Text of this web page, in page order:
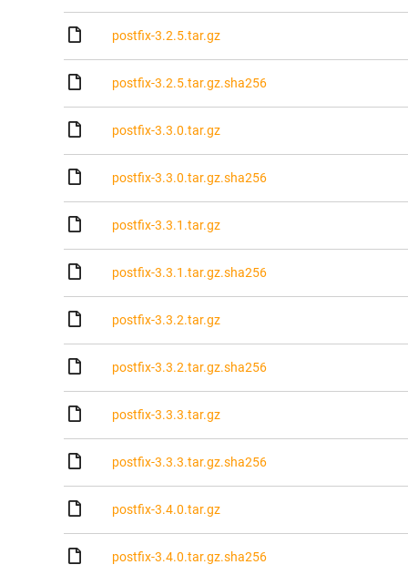
postfix-3.2.5.tar.gz
postfix-3.2.5.tar.gz.sha256
postfix-3.3.0.tar.gz
postfix-3.3.0.tar.gz.sha256
postfix-3.3.1.tar.gz
postfix-3.3.1.tar.gz.sha256
postfix-3.3.2.tar.gz
postfix-3.3.2.tar.gz.sha256
postfix-3.3.3.tar.gz
postfix-3.3.3.tar.gz.sha256
postfix-3.4.0.tar.gz
postfix-3.4.0.tar.gz.sha256